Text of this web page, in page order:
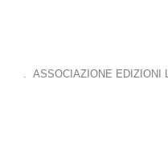
. ASSOCIAZIONE